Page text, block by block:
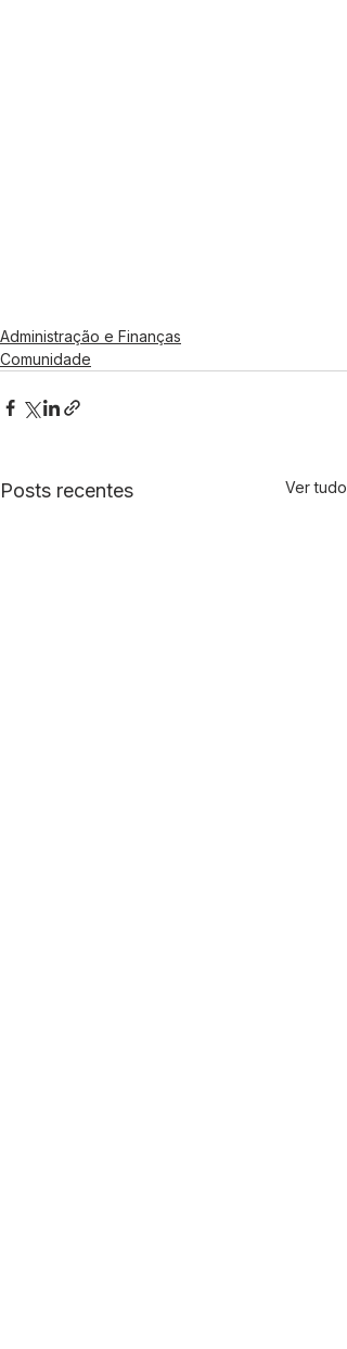
Administração e Finanças
Comunidade
Posts recentes Ver tudo